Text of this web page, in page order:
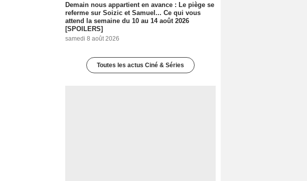
Demain nous appartient en avance : Le piège se
referme sur Soizic et Samuel... Ce qui vous
attend la semaine du 10 au 14 août 2026
[SPOILERS]
samedi 8 août 2026
Toutes les actus Ciné & Séries